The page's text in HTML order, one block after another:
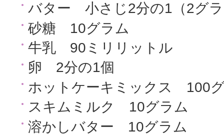
バター 小さじ2分の1（2グ
砂糖 10グラム
牛乳 90ミリリットル
卵 2分の1個
ホットケーキミックス 100
スキムミルク 10グラム
溶かしバター 10グラム